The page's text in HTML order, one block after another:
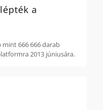
a
mint 666 666 darab
2013 júniusára.